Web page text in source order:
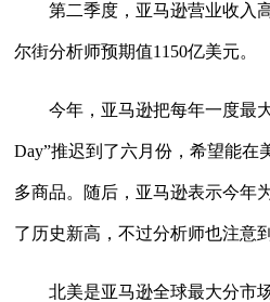
第二季度，亚马逊营业收入
尔街分析师预期值1150亿美元。
今年，亚马逊把每年一度最
Day”推迟到了六月份，希望能在
多商品。随后，亚马逊表示今年
了历史新高，不过分析师也注意
北美是亚马逊全球最大分市